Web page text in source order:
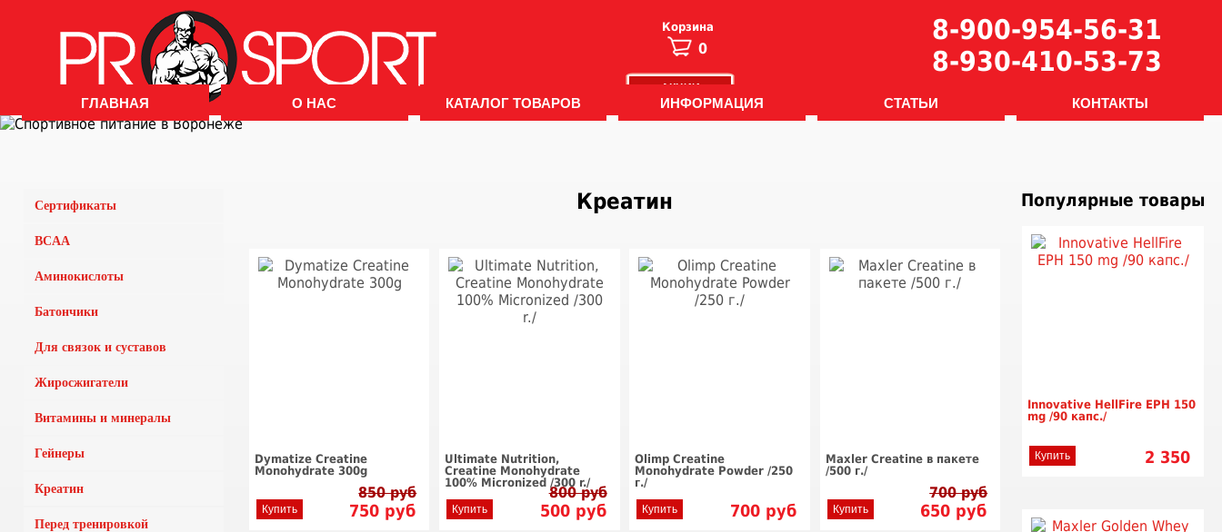
8-900-954-56-31
8-930-410-53-73
Корзина
0
АКЦИИ
ГЛАВНАЯ О НАС КАТАЛОГ ТОВАРОВ ИНФОРМАЦИЯ СТАТЬИ КОНТАКТЫ
Креатин
Dymatize Creatine
Monohydrate 300g
850 руб
750 руб
Купить
Ultimate Nutrition,
Creatine Monohydrate
100% Micronized /300 r./
800 руб
500руб
Купить
Olimp Creatine
Monohydrate Powder /250
г./
700руб
Купить
Maxler Creatine в пакете
/500 г./
700 руб
650 руб
Купить
Сертификаты
BCAA
Аминокислоты
Батончики
Для связок и суставов
Жиросжигатели
Витамины и минералы
Гейнеры
Креатин
Перед тренировкой
Популярные товары
Innovative HellFire EPH 150
mg /90 капс./
2 350
Купить